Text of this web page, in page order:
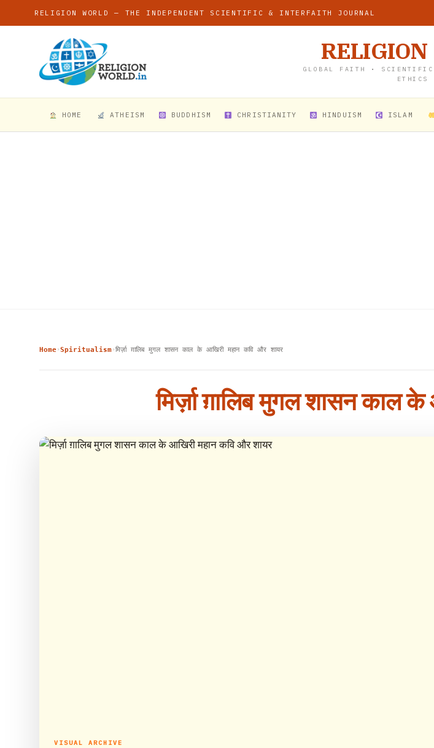
RELIGION WORLD — THE INDEPENDENT SCIENTIFIC & INTERFAITH JOURNAL
RELIGION
GLOBAL FAITH • SCIENTIFIC
ETHICS
HOME ATHEISM BUDDHISM CHRISTIANITY HINDUISM ISLAM
Home›Spiritualism›मिर्ज़ा ग़ालिब मुगल शासन काल के आखिरी महान कवि और शायर
मिर्ज़ा ग़ालिब मुगल शासन काल
VISUAL ARCHIVE